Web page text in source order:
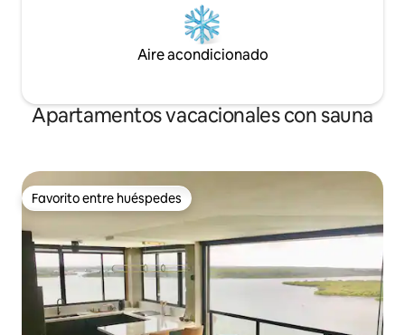
Aire acondicionado
Apartamentos vacacionales con sauna
Favorito entre huéspedes
Favorito entre huéspedes